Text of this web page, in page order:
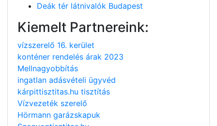
Deák tér látnivalók Budapest
Kiemelt Partnereink:
vízszerelő 16. kerület
konténer rendelés árak 2023
Mellnagyobbítás
ingatlan adásvételi ügyvéd
kárpittisztitas.hu tisztítás
Vízvezeték szerelő
Hörmann garázskapuk